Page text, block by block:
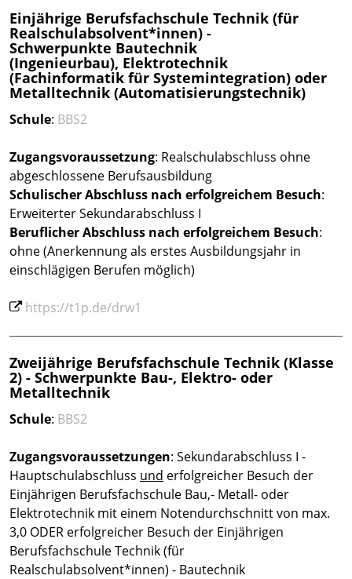
Einjährige Berufsfachschule Technik (für
Realschulabsolvent*innen) -
Schwerpunkte Bautechnik
(Ingenieurbau), Elektrotechnik
(Fachinformatik für Systemintegration) oder
Metalltechnik (Automatisierungstechnik)
Schule: BBS2
Zugangsvoraussetzung: Realschulabschluss ohne
abgeschlossene Berufsausbildung
Schulischer Abschluss nach erfolgreichem Besuch:
Erweiterter Sekundarabschluss I
Beruflicher Abschluss nach erfolgreichem Besuch:
ohne (Anerkennung als erstes Ausbildungsjahr in
einschlägigen Berufen möglich)
https://t1p.de/drw1
Zweijährige Berufsfachschule Technik (Klasse
2) - Schwerpunkte Bau-, Elektro- oder
Metalltechnik
Schule: BBS2
Zugangsvoraussetzungen: Sekundarabschluss I -
Hauptschulabschluss und erfolgreicher Besuch der
Einjährigen Berufsfachschule Bau,- Metall- oder
Elektrotechnik mit einem Notendurchschnitt von max.
3,0 ODER erfolgreicher Besuch der Einjährigen
Berufsfachschule Technik (für
Realschulabsolvent*innen) - Bautechnik